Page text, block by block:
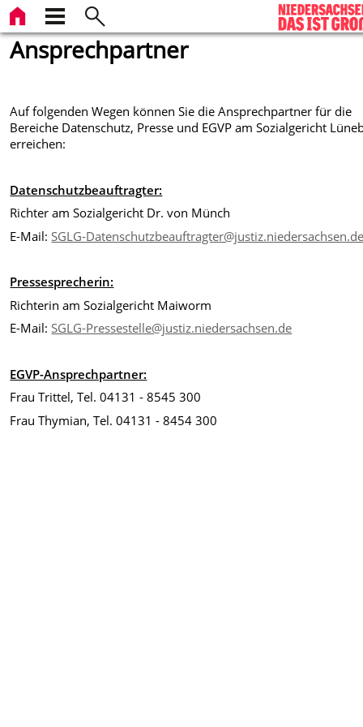
Ansprechpartner
Auf folgenden Wegen können Sie die Ansprechpartner für die
Bereiche Datenschutz, Presse und EGVP am Sozialgericht
erreichen:
Datenschutzbeauftragter:
Richter am Sozialgericht Dr. von Münch
E-Mail:SGLG-
Pressesprecherin:
Richterin am Sozialgericht Maiworm
E-Mail:SGLG-Pressestelle@justiz.niedersachsen.de
EGVP-Ansprechpartner:
Frau Trittel, Tel. 04131 - 8545 300
Frau Thymian, Tel. 04131 - 8454 300